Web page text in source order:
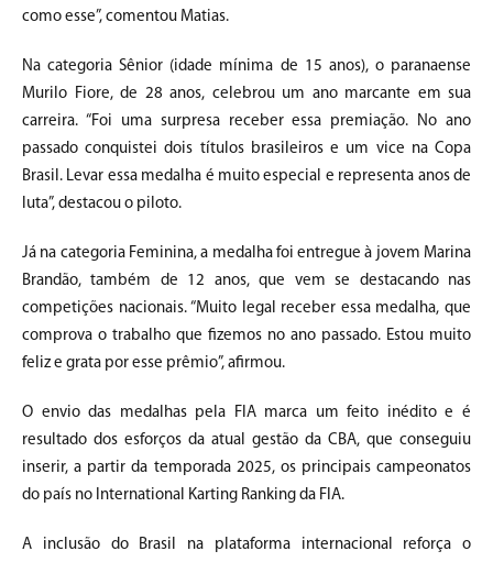
como esse”, comentou Matias.
Na categoria Sênior (idade mínima de 15 anos), o paranaense
Murilo Fiore, de 28 anos, celebrou um ano marcante em sua
carreira. “Foi uma surpresa receber essa premiação. No ano
passado conquistei dois títulos brasileiros e um vice na Copa
Brasil. Levar essa medalha é muito especial e representa anos de
luta”, destacou o piloto.
Já na categoria Feminina, a medalha foi entregue à jovem Marina
Brandão, também de 12 anos, que vem se destacando nas
competições nacionais. “Muito legal receber essa medalha, que
comprova o trabalho que fizemos no ano passado. Estou muito
feliz e grata por esse prêmio”, afirmou.
O envio das medalhas pela FIA marca um feito inédito e é
resultado dos esforços da atual gestão da CBA, que conseguiu
inserir, a partir da temporada 2025, os principais campeonatos
do país no International Karting Ranking da FIA.
A inclusão do Brasil na plataforma internacional reforça o